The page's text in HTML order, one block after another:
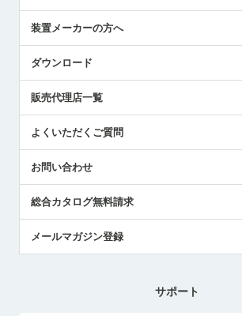
採用情報
国/地域/言語
エアマイクロセンサ製品
メトロールの技術
社員ブログ
中小企業のBCP地震対策
センサのテクニカルガイド
社長ブログ
装置メーカーの方へ
ダウンロード
販売代理店一覧
よくいただくご質問
お問い合わせ
総合カタログ無料請求
メールマガジン登録
サポート